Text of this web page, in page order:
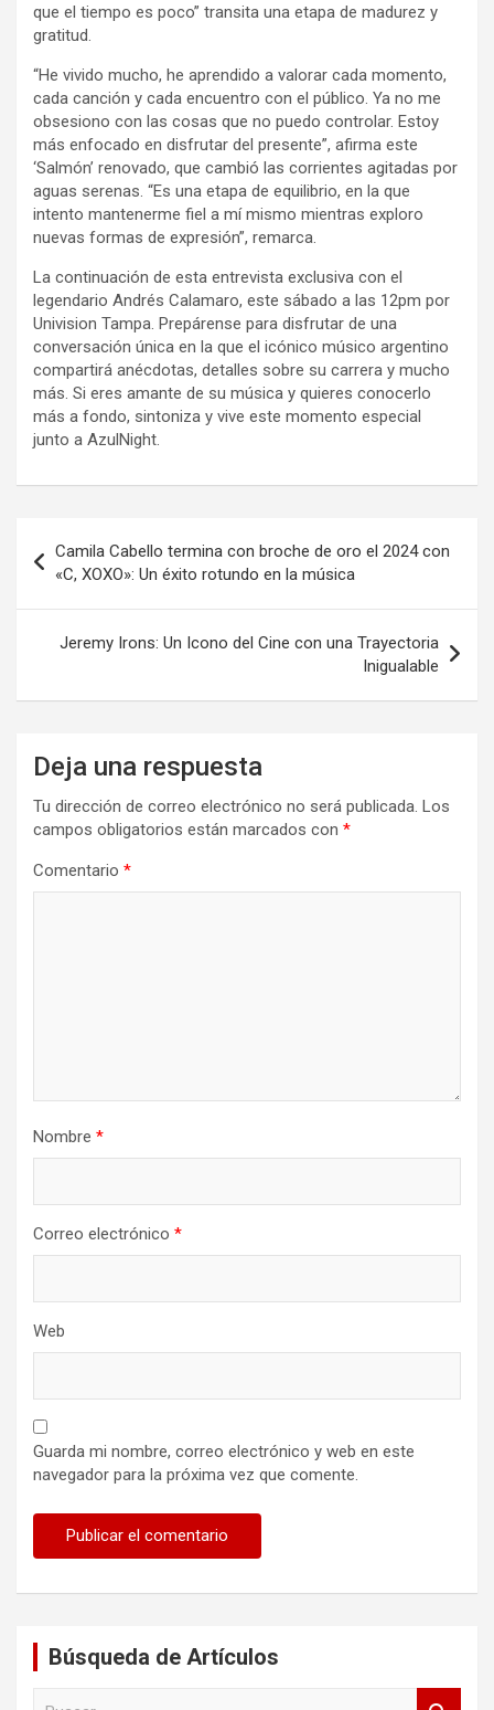
que el tiempo es poco” transita una etapa de madurez y
gratitud.
“He vivido mucho, he aprendido a valorar cada momento,
cada canción y cada encuentro con el público. Ya no me
obsesiono con las cosas que no puedo controlar. Estoy
más enfocado en disfrutar del presente”, afirma este
‘Salmón’ renovado, que cambió las corrientes agitadas por
aguas serenas. “Es una etapa de equilibrio, en la que
intento mantenerme fiel a mí mismo mientras exploro
nuevas formas de expresión”, remarca.
La continuación de esta entrevista exclusiva con el
legendario Andrés Calamaro, este sábado a las 12pm por
Univision Tampa. Prepárense para disfrutar de una
conversación única en la que el icónico músico argentino
compartirá anécdotas, detalles sobre su carrera y mucho
más. Si eres amante de su música y quieres conocerlo
más a fondo, sintoniza y vive este momento especial
junto a AzulNight.
de
entradas
Camila Cabello termina con broche de oro el 2024 con
«C, XOXO»: Un éxito rotundo en la música
Jeremy Irons: Un Icono del Cine con una Trayectoria
Inigualable
Deja una respuesta
Tu dirección de correo electrónico no será publicada. Los
campos obligatorios están marcados con *
Comentario *
Nombre *
Correo electrónico *
Web
Guarda mi nombre, correo electrónico y web en este
navegador para la próxima vez que comente.
Búsqueda de Artículos